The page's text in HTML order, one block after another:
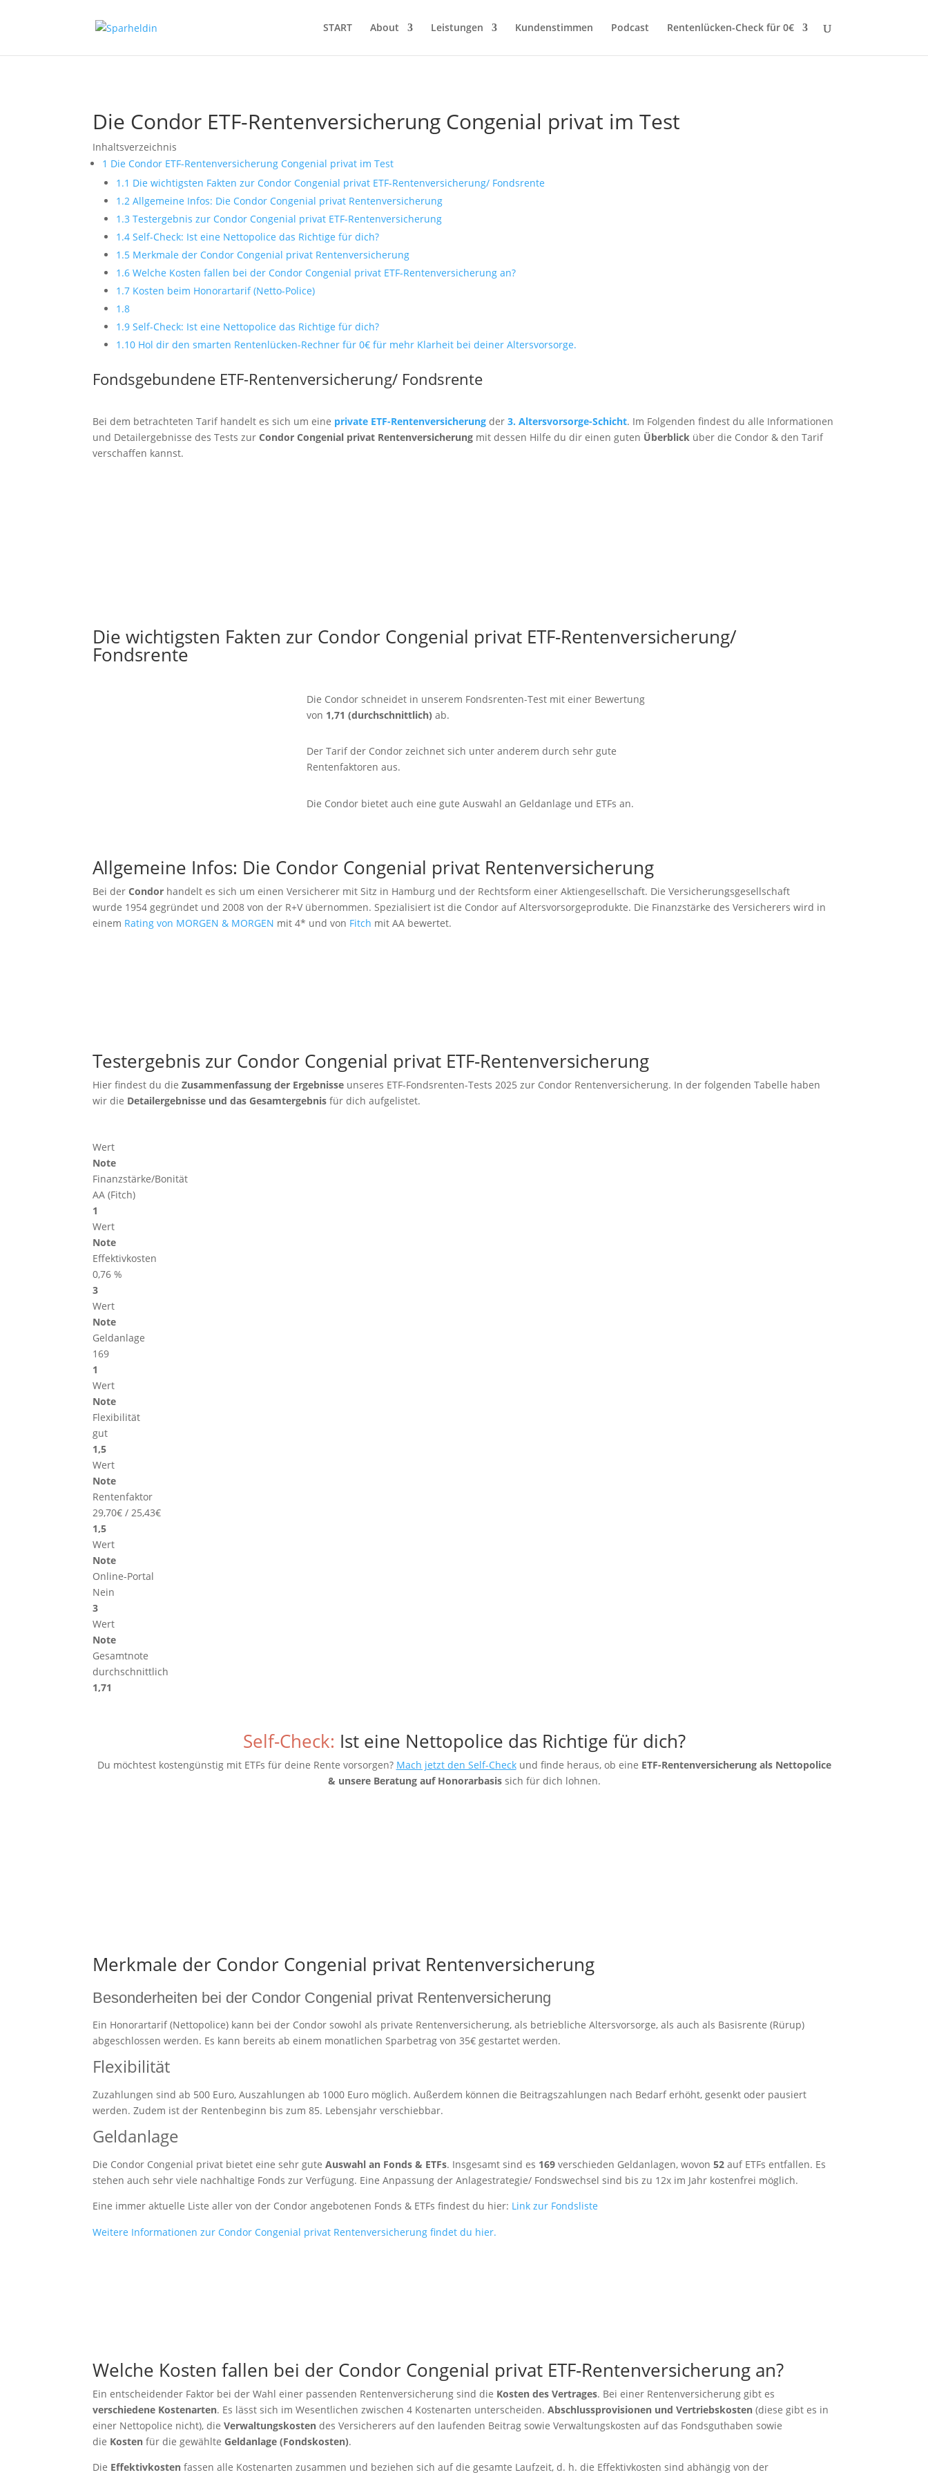
START About Leistungen Kundenstimmen Podcast Rentenlücken-Check für 0€
Die Condor ETF-Rentenversicherung Congenial privat im Test
Inhaltsverzeichnis
1 Die Condor ETF-Rentenversicherung Congenial privat im Test
1.1 Die wichtigsten Fakten zur Condor Congenial privat ETF-Rentenversicherung/ Fondsrente
1.2 Allgemeine Infos: Die Condor Congenial privat Rentenversicherung
1.3 Testergebnis zur Condor Congenial privat ETF-Rentenversicherung
1.4 Self-Check: Ist eine Nettopolice das Richtige für dich?
1.5 Merkmale der Condor Congenial privat Rentenversicherung
1.6 Welche Kosten fallen bei der Condor Congenial privat ETF-Rentenversicherung an?
1.7 Kosten beim Honorartarif (Netto-Police)
1.8
1.9 Self-Check: Ist eine Nettopolice das Richtige für dich?
1.10 Hol dir den smarten Rentenlücken-Rechner für 0€ für mehr Klarheit bei deiner Altersvorsorge.
Fondsgebundene ETF-Rentenversicherung/ Fondsrente
Bei dem betrachteten Tarif handelt es sich um eine private ETF-Rentenversicherung der3. Altersvorsorge-Schicht. Im Folgenden findest du alle Informationen
und Detailergebnisse des Tests zurCondor Congenial privat Rentenversicherung mit dessen Hilfe du dir einen guten Überblick über die Condor & den Tarif
verschaffen kannst.
Die wichtigsten Fakten zur Condor Congenial privat ETF-Rentenversicherung/
Fondsrente
Die Condor schneidet in unserem Fondsrenten-Test mit einer Bewertung
von 1,71 (durchschnittlich) ab.
Der Tarif der Condor zeichnet sich unter anderem durch sehr gute
Rentenfaktoren aus.
Die Condor bietet auch eine gute Auswahl an Geldanlage und ETFs an.
Allgemeine Infos: Die Condor Congenial privat Rentenversicherung
Bei derCondor handelt es sich um einen Versicherer mit Sitz in Hamburg und der Rechtsform einer Aktiengesellschaft. Die Versicherungsgesellschaft
wurde 1954 gegründet und 2008 von der R+V übernommen. Spezialisiert ist die Condor auf Altersvorsorgeprodukte. Die Finanzstärke des Versicherers wird in
einem Rating von MORGEN & MORGEN mit 4* und von Fitch mit AA bewertet.
Testergebnis zur Condor Congenial privat ETF-Rentenversicherung
Hier findest du dieZusammenfassung der Ergebnisse unseres ETF-Fondsrenten-Tests 2025 zur Condor Rentenversicherung. In der folgenden Tabelle haben
wir die Detailergebnisse und das Gesamtergebnis für dich aufgelistet.
Wert
Note
Finanzstärke/Bonität
AA (Fitch)
1
Wert
Note
Effektivkosten
0,76 %
3
Wert
Note
Geldanlage
169
1
Wert
Note
Flexibilität
gut
1,5
Wert
Note
Rentenfaktor
29,70€ / 25,43€
1,5
Wert
Note
Online-Portal
Nein
3
Wert
Note
Gesamtnote
durchschnittlich
1,71
Self-Check: Ist eine Nettopolice das Richtige für dich?
Du möchtest kostengünstig mit ETFs für deine Rente vorsorgen? Mach jetzt den Self-Check und finde heraus, ob eine ETF-Rentenversicherung als Nettopolice
& unsere Beratung auf Honorarbasis sich für dich lohnen.
Merkmale der Condor Congenial privat Rentenversicherung
Besonderheiten bei der Condor Congenial privat Rentenversicherung
Ein Honorartarif (Nettopolice) kann bei der Condor sowohl als private Rentenversicherung, als betriebliche Altersvorsorge, als auch als Basisrente (Rürup)
abgeschlossen werden. Es kann bereits ab einem monatlichen Sparbetrag von 35€ gestartet werden.
Flexibilität
Zuzahlungen sind ab 500 Euro, Auszahlungen ab 1000 Euro möglich. Außerdem können die Beitragszahlungen nach Bedarf erhöht, gesenkt oder pausiert
werden. Zudem ist der Rentenbeginn bis zum85. Lebensjahr verschiebbar.
Geldanlage
Die Condor Congenial privat bietet eine sehr gute Auswahl an Fonds & ETFs. Insgesamt sind es 169 verschieden Geldanlagen, wovon52 auf ETFs entfallen. Es
stehen auch sehr viele nachhaltige Fonds zur Verfügung. Eine Anpassung der Anlagestrategie/ Fondswechsel sind bis zu 12x im Jahr kostenfrei möglich.
Eine immer aktuelle Liste aller von der Condor angebotenen Fonds & ETFs findest du hier: Link zur Fondsliste
Weitere Informationen zur Condor Congenial privat Rentenversicherung findet du hier.
Welche Kosten fallen bei der Condor Congenial privat ETF-Rentenversicherung an?
Ein entscheidender Faktor bei der Wahl einer passenden Rentenversicherung sind die Kosten des Vertrages. Bei einer Rentenversicherung gibt es
verschiedene Kostenarten. Es lässt sich im Wesentlichen zwischen 4 Kostenarten unterscheiden.Abschlussprovisionen und Vertriebskosten (diese gibt es in
einer Nettopolice nicht), dieVerwaltungskosten des Versicherers auf den laufenden Beitrag sowie Verwaltungskosten auf das Fondsguthaben sowie
die Kosten für die gewählteGeldanlage (Fondskosten).
Die Effektivkosten fassen alle Kostenarten zusammen und beziehen sich auf die gesamte Laufzeit, d. h. die Effektivkosten sind abhängig von der